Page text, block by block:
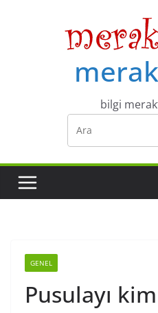
bilgi
GENEL
Pusulayı